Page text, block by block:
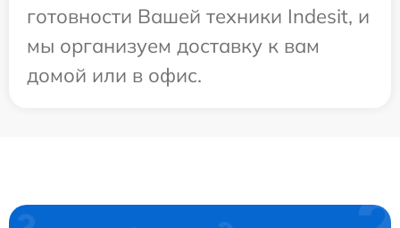
готовности Вашей техники Indesit, и
мы организуем доставку к вам
домой или в офис.